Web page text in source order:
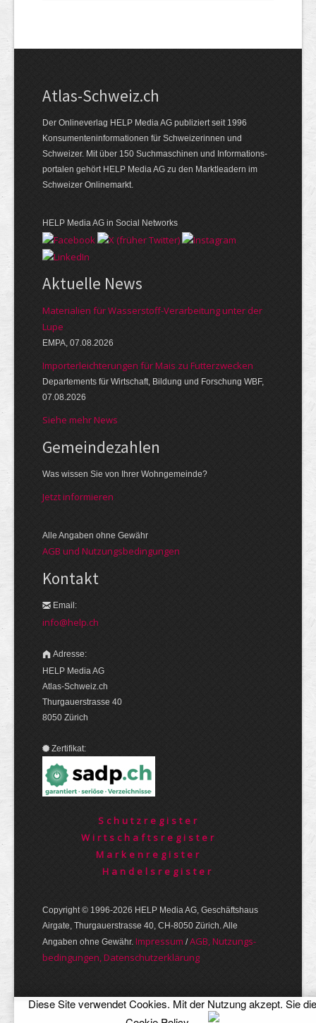
Atlas-Schweiz.ch
Der Onlineverlag HELP Media AG publiziert seit 1996
Konsumenten­infor­mationen für Schwei­zerinnen und
Schweizer. Mit über 150 Such­ma­schinen und Infor­mations­
portalen gehört HELP Media AG zu den Markt­leadern im
Schweizer Onlinemarkt.
HELP Media AG in Social Networks
Aktuelle News
Materialien für Wasserstoff-Verarbeitung unter der
Lupe
EMPA, 07.08.2026
Importerleichterungen für Mais zu Futterzwecken
Departements für Wirtschaft, Bildung und Forschung WBF,
07.08.2026
Siehe mehr News
Gemeinde­zahlen
Was wissen Sie von Ihrer Wohngemeinde?
Jetzt informieren
Alle Angaben ohne Gewähr
AGB und Nutzungsbedingungen
Kontakt
Email:
info@help.ch
Adresse:
HELP Media AG
Atlas-Schweiz.ch
Thurgauerstrasse 40
8050 Zürich
Zertifikat:
Schutzregister
Wirtschaftsregister
Markenregister
Handelsregister
Copyright © 1996-2026 HELP Media AG, Geschäftshaus
Airgate, Thurgauer­strasse 40, CH-8050 Zürich. Alle
Angaben ohne Gewähr. Im­pres­sum /AGB, Nut­zungs­
bedin­gungen, Daten­schutz­er­klärung
Diese Site verwendet Cookies. Mit der Nutzung akzept. Sie die